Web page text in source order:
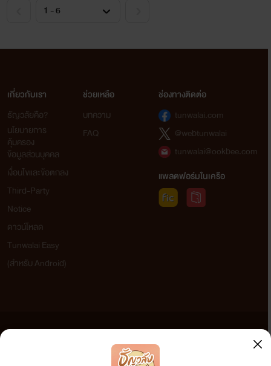
หรือคลิกลิงก์
ทิพย์ธารินทร์/พริ
มาลา
เกี่ยวกับเรา
ธัญวลัยคือ?
นโยบายการ
คุ้มครอง
ข้อมูลส่วนบุคคล
เงื่อนไขและข้อตกลง
Third-Party
Notice
ดาวน์โหลด
Tunwalai Easy
(สำหรับ Android)
ช่วยเหลือ
บทความ
FAQ
ช่องทางติดต่อ
tunwalai.com
@webtunwalai
tunwalai@ookbee.com
แพลตฟอร์มในเครือ
เว็บไซต์แห่งนี้ไม่ได้เห็นด้วยและไม่ขอรับผิดชอบต่อข้อความใดๆ ทั้งสิ้น ดังนั้นผู้อ่านทุกท่านโปรดใช้
วิจารณญาณในการกลั่นกรองด้วยตนเอง และหากท่านพบข้อความใดๆ ที่ขัดต่อกฎหมายและศีลธรรม